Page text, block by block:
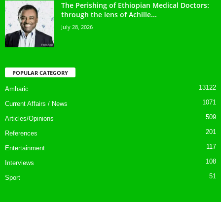
The Perishing of Ethiopian Medical Doctors:
through the lens of Achille...
July 28, 2026
POPULAR CATEGORY
Amharic 13122
Current Affairs / News 1071
Articles/Opinions 509
References 201
Entertainment 117
Interviews 108
Sport 51